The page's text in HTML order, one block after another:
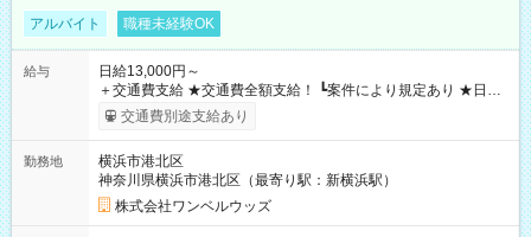
アルバイト 職種未経験OK
給与
日給13,000円～
＋交通費支給 ★交通費全額支給！ ┗案件により規定あり ★日払
いOK！（規定あり） ┗働いたその日に現金GET♪ お仕事後はコ
ンビニATMから 日払い分を引き落とせます！ 【試用期間】試
交通費別途支給あり
勤務地
横浜市港北区
神奈川県横浜市港北区（最寄り駅：新横浜駅）
株式会社ワンベルウッズ